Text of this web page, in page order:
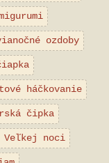
ozdoby
háčkovanie
čipka
Veľkej noci